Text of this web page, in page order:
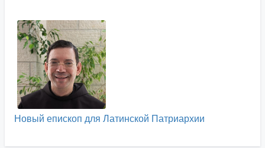
Новый епископ для Латинской Патриархии